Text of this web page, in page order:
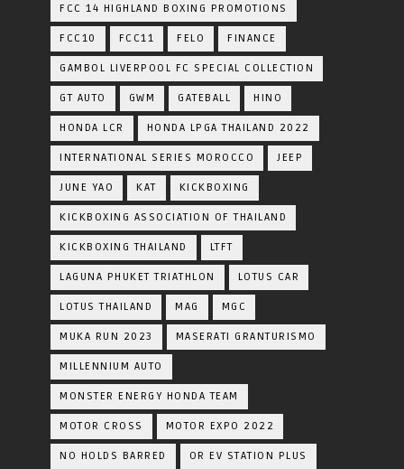
FCC 14 HIGHLAND BOXING PROMOTIONS
FCC10 FCC11 FELO FINANCE
GAMBOL LIVERPOOL FC SPECIAL COLLECTION
GT AUTO GWM GATEBALL HINO
HONDA LCR HONDA LPGA THAILAND 2022
INTERNATIONAL SERIES MOROCCO JEEP
JUNE YAO KAT KICKBOXING
KICKBOXING ASSOCIATION OF THAILAND
KICKBOXING THAILAND LTFT
LAGUNA PHUKET TRIATHLON LOTUS CAR
LOTUS THAILAND MAG MGC
MUKA RUN 2023 MASERATI GRANTURISMO
MILLENNIUM AUTO
MONSTER ENERGY HONDA TEAM
MOTOR CROSS MOTOR EXPO 2022
NO HOLDS BARRED OR EV STATION PLUS